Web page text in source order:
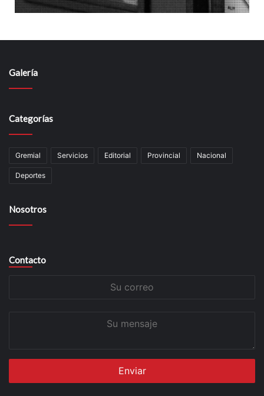
Galería
Categorías
Gremial Servicios Editorial Provincial Nacional
Deportes
Nosotros
Contacto